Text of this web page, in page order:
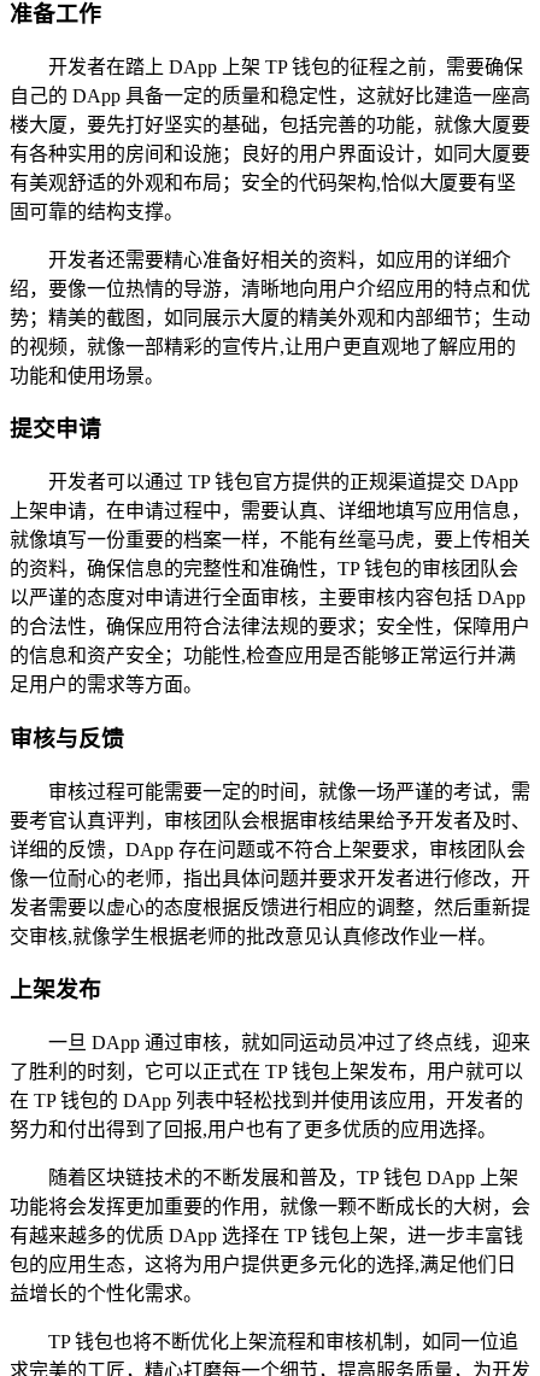
准备工作
开发者在踏上 DApp 上架 TP 钱包的征程之前，需要确保
自己的 DApp 具备一定的质量和稳定性，这就好比建造一座高
楼大厦，要先打好坚实的基础，包括完善的功能，就像大厦要
有各种实用的房间和设施；良好的用户界面设计，如同大厦要
有美观舒适的外观和布局；安全的代码架构,恰似大厦要有坚
固可靠的结构支撑。
开发者还需要精心准备好相关的资料，如应用的详细介
绍，要像一位热情的导游，清晰地向用户介绍应用的特点和优
势；精美的截图，如同展示大厦的精美外观和内部细节；生动
的视频，就像一部精彩的宣传片,让用户更直观地了解应用的
功能和使用场景。
提交申请
开发者可以通过 TP 钱包官方提供的正规渠道提交 DApp
上架申请，在申请过程中，需要认真、详细地填写应用信息，
就像填写一份重要的档案一样，不能有丝毫马虎，要上传相关
的资料，确保信息的完整性和准确性，TP 钱包的审核团队会
以严谨的态度对申请进行全面审核，主要审核内容包括 DApp
的合法性，确保应用符合法律法规的要求；安全性，保障用户
的信息和资产安全；功能性,检查应用是否能够正常运行并满
足用户的需求等方面。
审核与反馈
审核过程可能需要一定的时间，就像一场严谨的考试，需
要考官认真评判，审核团队会根据审核结果给予开发者及时、
详细的反馈，DApp 存在问题或不符合上架要求，审核团队会
像一位耐心的老师，指出具体问题并要求开发者进行修改，开
发者需要以虚心的态度根据反馈进行相应的调整，然后重新提
交审核,就像学生根据老师的批改意见认真修改作业一样。
上架发布
一旦 DApp 通过审核，就如同运动员冲过了终点线，迎来
了胜利的时刻，它可以正式在 TP 钱包上架发布，用户就可以
在 TP 钱包的 DApp 列表中轻松找到并使用该应用，开发者的
努力和付出得到了回报,用户也有了更多优质的应用选择。
随着区块链技术的不断发展和普及，TP 钱包 DApp 上架
功能将会发挥更加重要的作用，就像一颗不断成长的大树，会
有越来越多的优质 DApp 选择在 TP 钱包上架，进一步丰富钱
包的应用生态，这将为用户提供更多元化的选择,满足他们日
益增长的个性化需求。
TP 钱包也将不断优化上架流程和审核机制，如同一位追
求完美的工匠，精心打磨每一个细节，提高服务质量，为开发